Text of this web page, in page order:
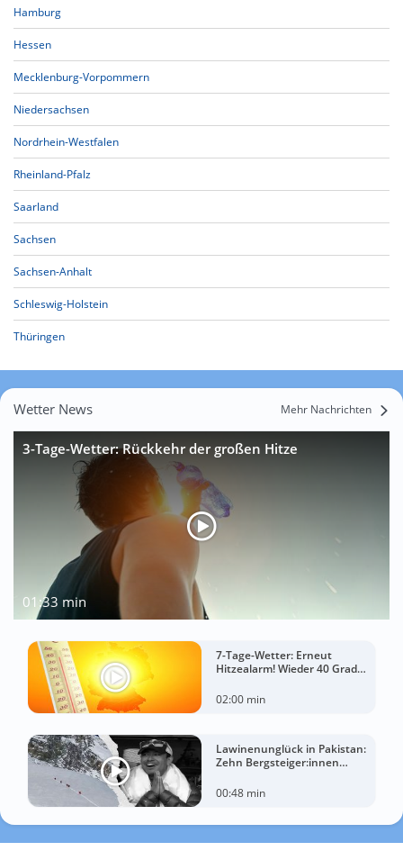
Hamburg
Hessen
Mecklenburg-Vorpommern
Niedersachsen
Nordrhein-Westfalen
Rheinland-Pfalz
Saarland
Sachsen
Sachsen-Anhalt
Schleswig-Holstein
Thüringen
Wetter News Mehr Nachrichten
3-Tage-Wetter: Rückkehr der großen Hitze
01:33 min
7-Tage-Wetter: Erneut
Hitzealarm! Wieder 40 Grad
02:00 min
Lawinenunglück in Pakistan:
Zehn Bergsteiger:innen
00:48 min